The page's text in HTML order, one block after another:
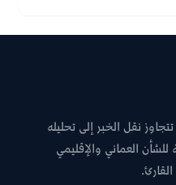
نقل الخبر إلى تحليله
العماني والإقليمي